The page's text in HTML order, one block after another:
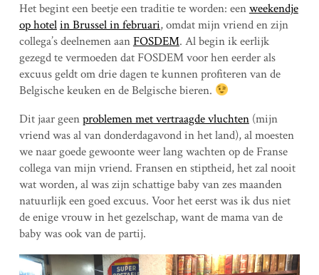
Het begint een beetje een traditie te worden: eenweekendje
op hotelin Brussel in februari, omdat mijn vriend en zijn
collega’s deelnemen aanFOSDEM. Al begin ik eerlijk
gezegd te vermoeden dat FOSDEM voor hen eerder als
excuus geldt om drie dagen te kunnen profiteren van de
Belgische keuken en de Belgische bieren.
Dit jaar geenproblemen met vertraagde vluchten(mijn
vriend was al van donderdagavond in het land), al moesten
we naar goede gewoonte weer lang wachten op de Franse
collega van mijn vriend. Fransen en stiptheid, het zal nooit
wat worden, al was zijn schattige baby van zes maanden
natuurlijk een goed excuus. Voor het eerst was ik dus niet
de enige vrouw in het gezelschap, want de mama van de
baby was ook van de partij.